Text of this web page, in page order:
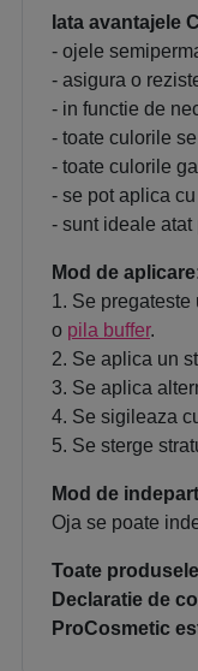
Iata avantajele
- ojele
- asigura o
- in functie de
- toate culorile
- toate culorile
- se pot aplica
- sunt ideale
Mod de
1. Se
o pila buffer.
2. Se aplica un
3. Se aplica
4. Se sigileaza
5. Se sterge
Mod de
Oja se poate
Toate
Declaratie de
ProCosmetic